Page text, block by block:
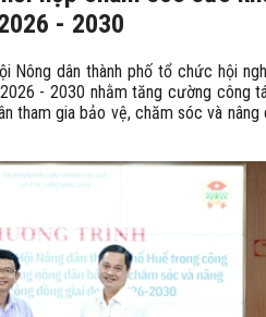
- 2030
Nông dân thành phố tổ chức hội
- 2030 nhằm tăng cường công
tham gia bảo vệ, chăm sóc và